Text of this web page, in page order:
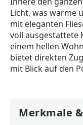
Licht, was warme
mit eleganten
voll ausgestattete
einem hellen
bietet direkten
mit Blick auf den
Merkmale